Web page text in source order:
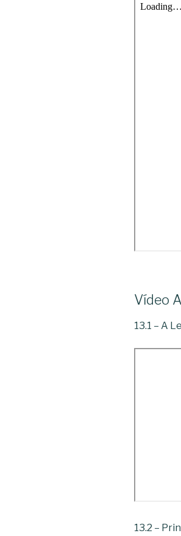
Vídeo
13.1 – A
13.2 –